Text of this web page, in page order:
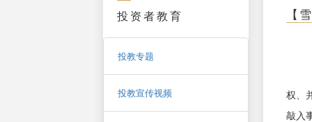
投资者教育
投教专题
投教宣传视频
【
权、
敲入